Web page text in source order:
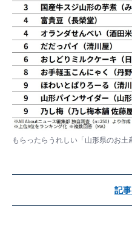
もらったらうれしい「山形県のお土
記